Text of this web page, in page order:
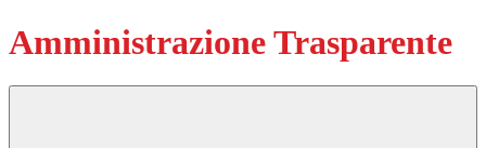
Amministrazione Trasparente